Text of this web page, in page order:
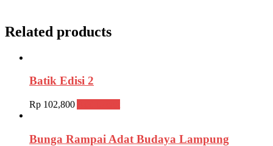
Related products
Batik Edisi 2
Rp 102,800
Bunga Rampai Adat Budaya Lampung